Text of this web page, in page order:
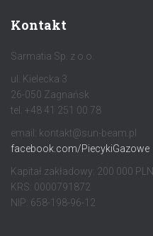
Kontakt
Sarmatia Sp. z o.o.
ul. Kielecka 3
26-050 Zagnańsk
tel. +48 41 251 00 78
email: kontakt@sun-beam.pl
facebook.com/PiecykiGazowe
Kapitał zakładowy: 200 000 PLN
KRS: 0000791872
NIP: 658-198-96-12